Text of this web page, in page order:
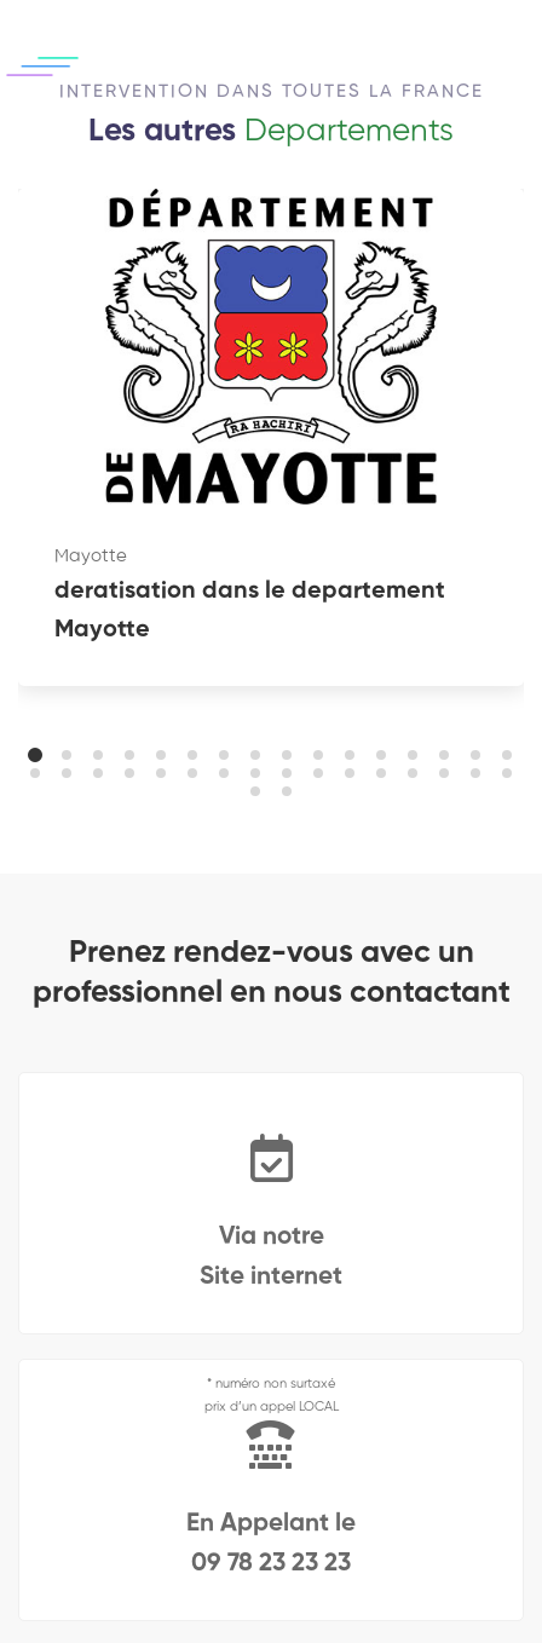
INTERVENTION DANS TOUTES LA FRANCE
Les autres Departements
Mayotte
deratisation dans le departement
Mayotte
Prenez rendez-vous avec un
professionnel en nous contactant
Via notre
Site internet
* numéro non surtaxé
prix d’un appel LOCAL
En Appelant le
09 78 23 23 23